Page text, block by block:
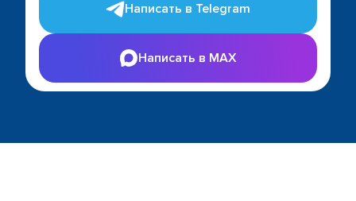
Написать в Telegram
Написать в MAX